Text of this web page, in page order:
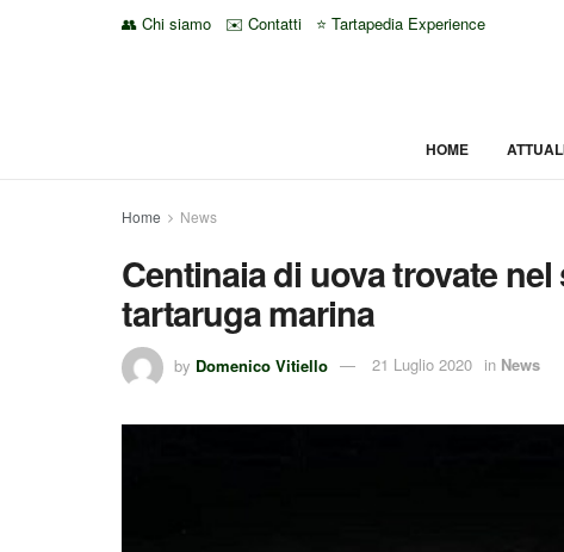
👥 Chi siamo ✉️ Contatti ⭐ Tartapedia Experience
HOME
Home News
Centinaia di uova trovate
tartaruga marina
by Domenico Vitiello 21 Luglio 2020 in News